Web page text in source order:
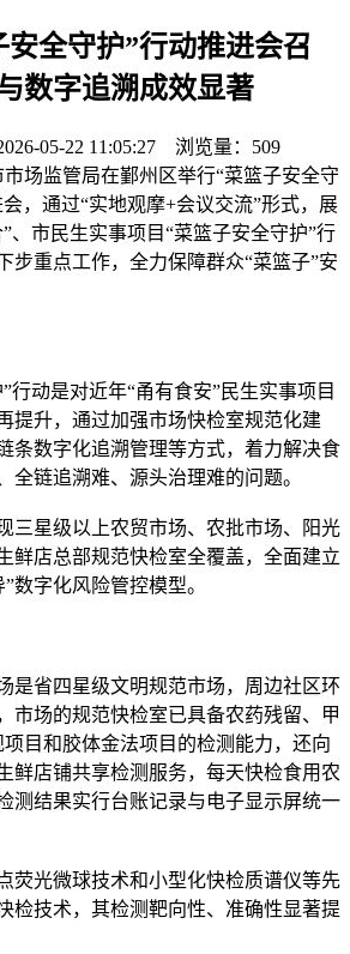
安全守护”行动推进会召
数字追溯成效显著
05-22 11:05:27 浏览量： 509
监管局在鄞州区举行“菜篮子安全守
，通过“实地观摩+会议交流”形式，展
、市民生实事项目“菜篮子安全守护”行
步重点工作，全力保障群众“菜篮子”安
动是对近年“甬有食安”民生实事项目
提升，通过加强市场快检室规范化建
条数字化追溯管理等方式，着力解决食
全链追溯难、源头治理难的问题。
星级以上农贸市场、农批市场、阳光
鲜店总部规范快检室全覆盖，全面建立
数字化风险管控模型。
省四星级文明规范市场，周边社区环
市场的规范快检室已具备农药残留、甲
目和胶体金法项目的检测能力，还向
鲜店铺共享检测服务，每天快检食用农
测结果实行台账记录与电子显示屏统一
光微球技术和小型化快检质谱仪等先
检技术，其检测靶向性、准确性显著提